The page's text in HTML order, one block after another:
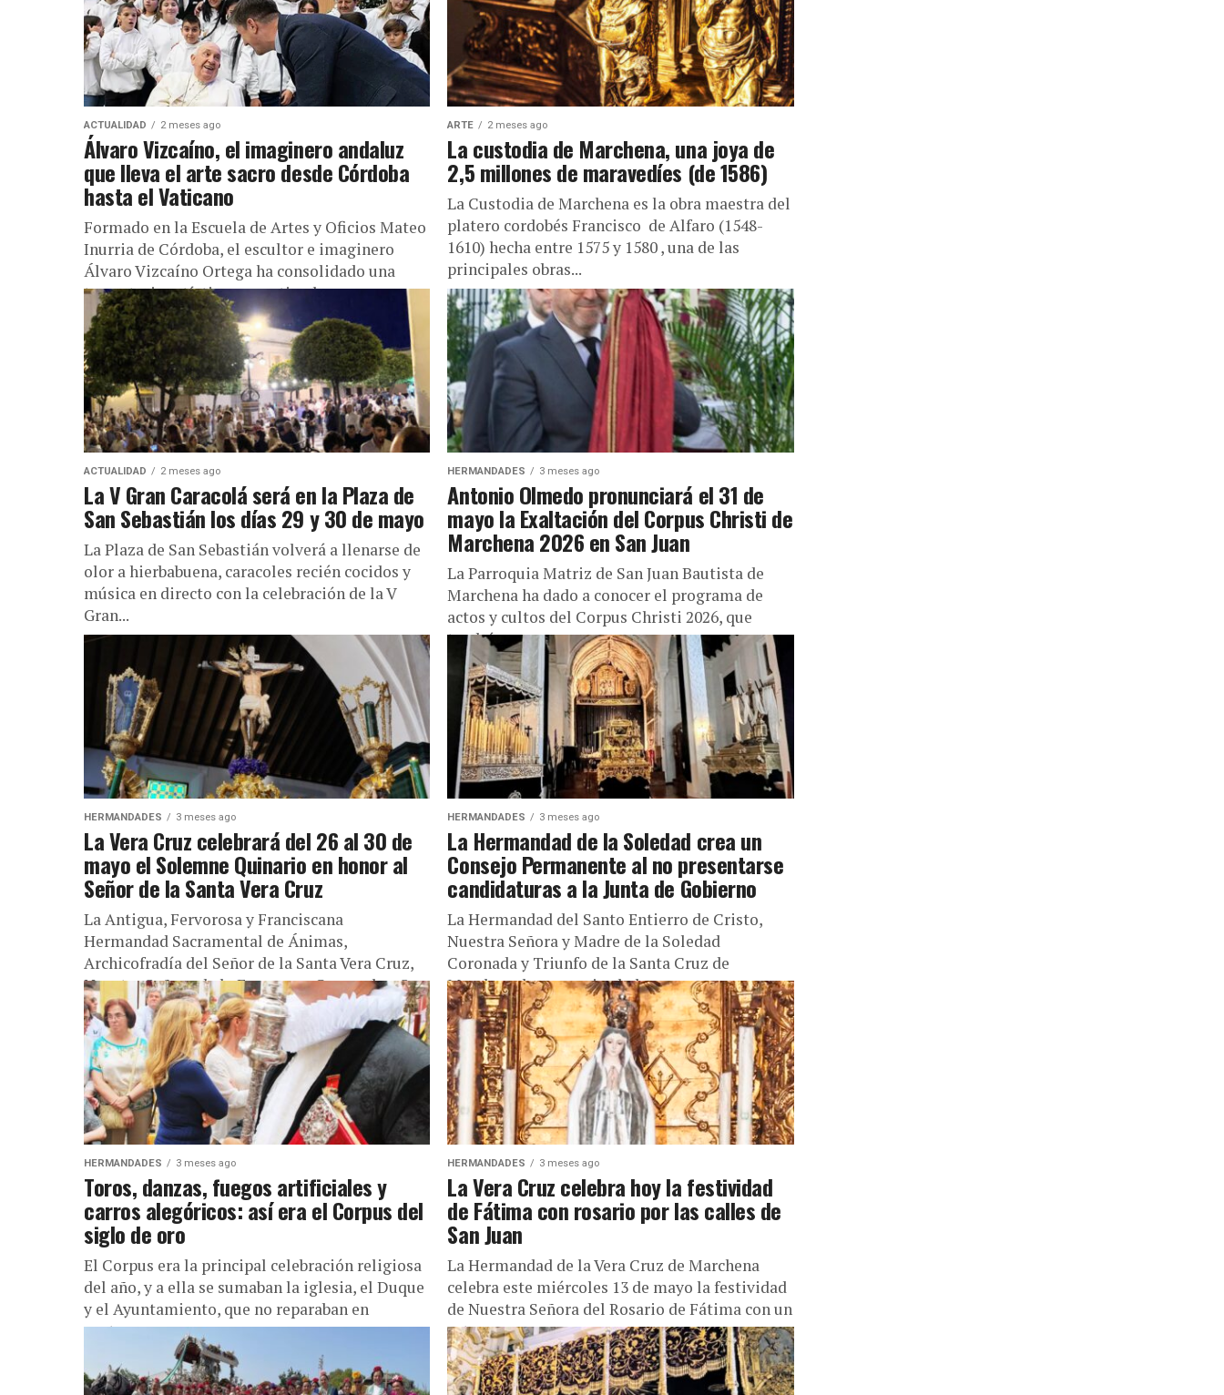
ACTUALIDAD 2 meses ago
Álvaro Vizcaíno, el imaginero andaluz
que lleva el arte sacro desde Córdoba
hasta el Vaticano
Formado en la Escuela de Artes y Oficios Mateo
Inurria de Córdoba, el escultor e imaginero
Álvaro Vizcaíno Ortega ha consolidado una
trayectoria artística que extiende...
ARTE 2 meses ago
La custodia de Marchena, una joya de
2,5 millones de maravedíes (de 1586)
La Custodia de Marchena es la obra maestra del
platero cordobés Francisco de Alfaro (1548-
1610) hecha entre 1575 y 1580 , una de las
principales obras...
ACTUALIDAD 2 meses ago
La V Gran Caracolá será en la Plaza de
San Sebastián los días 29 y 30 de mayo
La Plaza de San Sebastián volverá a llenarse de
olor a hierbabuena, caracoles recién cocidos y
música en directo con la celebración de la V
Gran...
HERMANDADES 3 meses ago
Antonio Olmedo pronunciará el 31 de
mayo la Exaltación del Corpus Christi de
Marchena 2026 en San Juan
La Parroquia Matriz de San Juan Bautista de
Marchena ha dado a conocer el programa de
actos y cultos del Corpus Christi 2026, que
tendrá como...
HERMANDADES 3 meses ago
La Vera Cruz celebrará del 26 al 30 de
mayo el Solemne Quinario en honor al
Señor de la Santa Vera Cruz
La Antigua, Fervorosa y Franciscana
Hermandad Sacramental de Ánimas,
Archicofradía del Señor de la Santa Vera Cruz,
Nuestra Señora de la Esperanza Coronada y San
Juan...
HERMANDADES 3 meses ago
La Hermandad de la Soledad crea un
Consejo Permanente al no presentarse
candidaturas a la Junta de Gobierno
La Hermandad del Santo Entierro de Cristo,
Nuestra Señora y Madre de la Soledad
Coronada y Triunfo de la Santa Cruz de
Marchena ha comunicado la...
HERMANDADES 3 meses ago
Toros, danzas, fuegos artificiales y
carros alegóricos: así era el Corpus del
siglo de oro
El Corpus era la principal celebración religiosa
del año, y a ella se sumaban la iglesia, el Duque
y el Ayuntamiento, que no reparaban en
gastos...
HERMANDADES 3 meses ago
La Vera Cruz celebra hoy la festividad
de Fátima con rosario por las calles de
San Juan
La Hermandad de la Vera Cruz de Marchena
celebra este miércoles 13 de mayo la festividad
de Nuestra Señora del Rosario de Fátima con un
acto...